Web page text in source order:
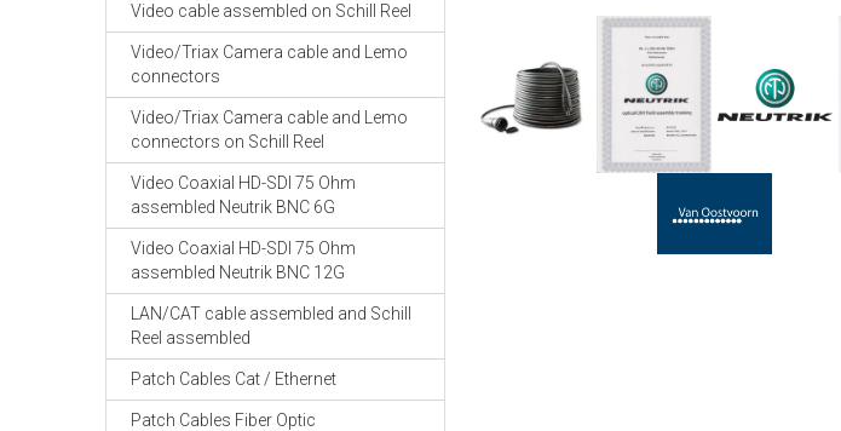
Video cable assembled on Schill Reel
Video/Triax Camera cable and Lemo
connectors
Video/Triax Camera cable and Lemo
connectors on Schill Reel
Video Coaxial HD-SDI 75 Ohm
assembled Neutrik BNC 6G
Video Coaxial HD-SDI 75 Ohm
assembled Neutrik BNC 12G
LAN/CAT cable assembled and Schill
Reel assembled
Patch Cables Cat / Ethernet
Patch Cables Fiber Optic